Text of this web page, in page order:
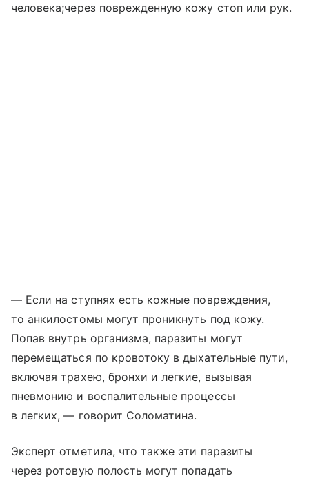
человека;через поврежденную кожу стоп или рук.
— Если на ступнях есть кожные повреждения,
то анкилостомы могут проникнуть под кожу.
Попав внутрь организма, паразиты могут
перемещаться по кровотоку в дыхательные пути,
включая трахею, бронхи и легкие, вызывая
пневмонию и воспалительные процессы
в легких, — говорит Соломатина.
Эксперт отметила, что также эти паразиты
через ротовую полость могут попадать